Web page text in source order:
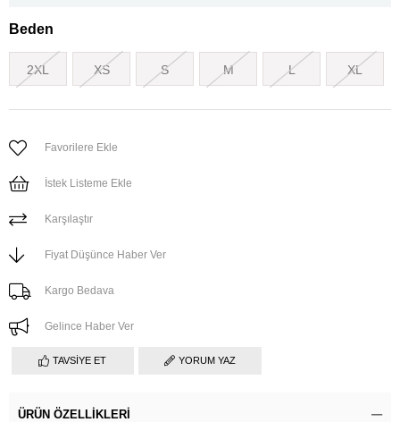
Beden
2XL XS S M L XL
Favorilere Ekle
İstek Listeme Ekle
Karşılaştır
Fiyat Düşünce Haber Ver
Kargo Bedava
Gelince Haber Ver
TAVSIYE ET YORUM YAZ
ÜRÜN ÖZELLIKLERI